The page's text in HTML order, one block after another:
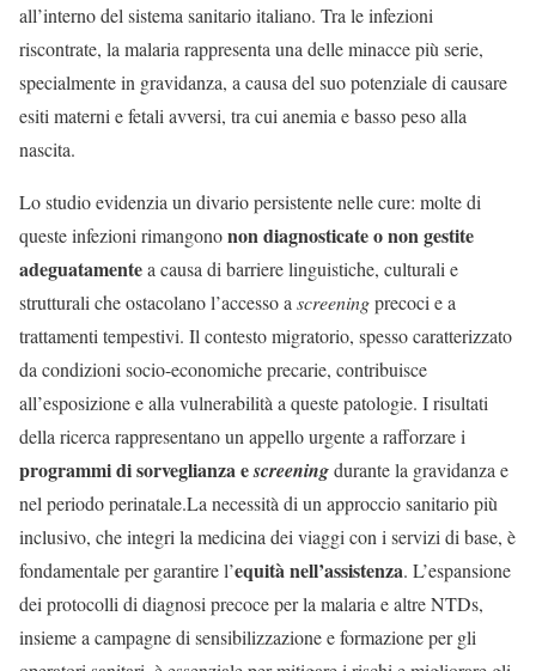
all’interno del sistema sanitario italiano. Tra le infezioni
riscontrate, la malaria rappresenta una delle minacce più serie,
specialmente in gravidanza, a causa del suo potenziale di causare
esiti materni e fetali avversi, tra cui anemia e basso peso alla
nascita.
Lo studio evidenzia un divario persistente nelle cure: molte di
queste infezioni rimangononon diagnosticate o non gestite
adeguatamentea causa di barriere linguistiche, culturali e
strutturali che ostacolano l’accesso ascreeningprecoci e a
trattamenti tempestivi. Il contesto migratorio, spesso caratterizzato
da condizioni socio-economiche precarie, contribuisce
all’esposizione e alla vulnerabilità a queste patologie. I risultati
della ricerca rappresentano un appello urgente a rafforzare i
programmi di sorveglianza escreeningdurante la gravidanza e
nel periodo perinatale.La necessità di un approccio sanitario più
inclusivo, che integri la medicina dei viaggi con i servizi di base, è
fondamentale per garantire l’equità nell’assistenza. L’espansione
dei protocolli di diagnosi precoce per la malaria e altre NTDs,
insieme a campagne di sensibilizzazione e formazione per gli